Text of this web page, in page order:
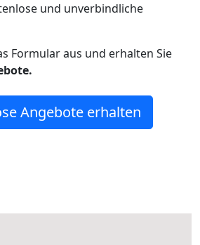
und unverbindliche
Formular aus und erhalten Sie
Angebote erhalten